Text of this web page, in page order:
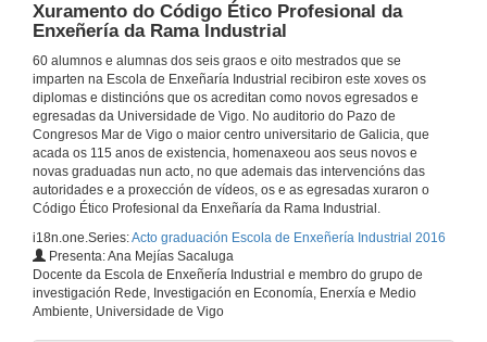
Xuramento do Código Ético Profesional da
Enxeñería da Rama Industrial
60 alumnos e alumnas dos seis graos e oito mestrados que se
imparten na Escola de Enxeñaría Industrial recibiron este xoves os
diplomas e distincións que os acreditan como novos egresados e
egresadas da Universidade de Vigo. No auditorio do Pazo de
Congresos Mar de Vigo o maior centro universitario de Galicia, que
acada os 115 anos de existencia, homenaxeou aos seus novos e
novas graduadas nun acto, no que ademais das intervencións das
autoridades e a proxección de vídeos, os e as egresadas xuraron o
Código Ético Profesional da Enxeñaría da Rama Industrial.
i18n.one.Series:Acto graduación Escola de Enxeñería Industrial 2016
Presenta: Ana Mejías Sacaluga
Docente da Escola de Enxeñería Industrial e membro do grupo de
investigación Rede, Investigación en Economía, Enerxía e Medio
Ambiente, Universidade de Vigo
2 de xuño de 2016
Intervención do Director da Escola de Enxeñería Industrial, Juan María Pousa.
2 de xuño de 2016
Saudas dos profesores
2 de xuño de 2016